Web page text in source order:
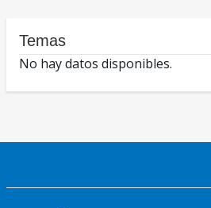
Temas
No hay datos disponibles.